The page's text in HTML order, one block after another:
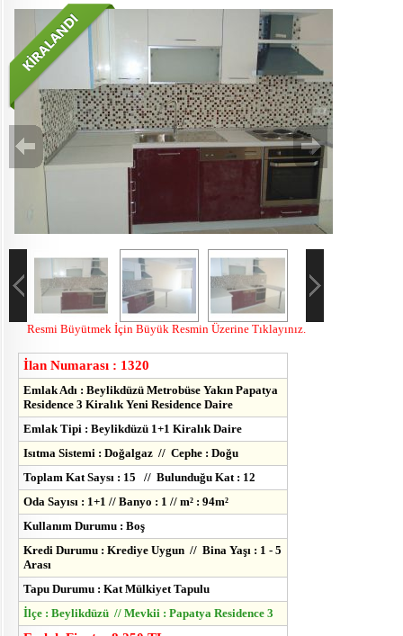
Resmi Büyütmek İçin Büyük Resmin Üzerine Tıklayınız.
İlan Numarası : 1320
Emlak Adı : Beylikdüzü Metrobüse Yakın Papatya
Residence 3 Kiralık Yeni Residence Daire
Emlak Tipi : Beylikdüzü 1+1 Kiralık Daire
Isıtma Sistemi : Doğalgaz // Cephe : Doğu
Toplam Kat Saysı : 15 // Bulunduğu Kat : 12
Oda Sayısı : 1+1 // Banyo : 1 // m² : 94m²
Kullanım Durumu : Boş
Kredi Durumu : Krediye Uygun // Bina Yaşı : 1 - 5
Arası
Tapu Durumu : Kat Mülkiyet Tapulu
İlçe : Beylikdüzü // Mevkii : Papatya Residence 3